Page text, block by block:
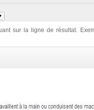
sur la ligne de résultat.